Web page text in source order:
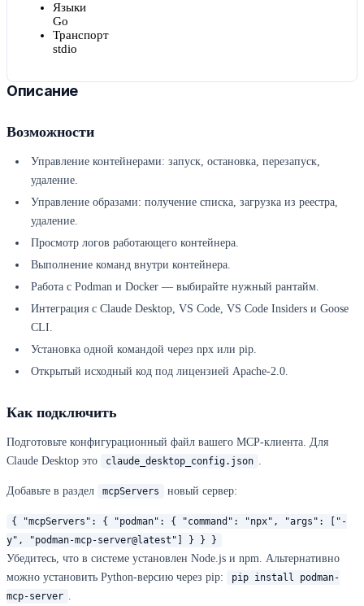
Языки
Go
Транспорт
stdio
Описание
Возможности
Управление контейнерами: запуск, остановка, перезапуск,
удаление.
Управление образами: получение списка, загрузка из реестра,
удаление.
Просмотр логов работающего контейнера.
Выполнение команд внутри контейнера.
Работа с Podman и Docker — выбирайте нужный рантайм.
Интеграция с Claude Desktop, VS Code, VS Code Insiders и Goose
CLI.
Установка одной командой через npx или pip.
Открытый исходный код под лицензией Apache-2.0.
Как подключить
Подготовьте конфигурационный файл вашего MCP-клиента. Для
Claude Desktop это
claude_desktop_config.json .
Добавьте в раздел mcpServers новый сервер:
{ "mcpServers": { "podman": { "command": "npx", "args": ["-
y", "podman-mcp-server@latest"] } } }
Убедитесь, что в системе установлен Node.js и npm. Альтернативно
можно установить Python-версию через pip:
pip install podman-
mcp-server .